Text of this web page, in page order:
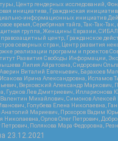
Центр гендерных
инициатива, Гражданская
информационных инициатив
время, Серебряная тайга, Так-Так-
группа, Женщины Евразии,
центр, Гражданское
северных стран, Центр развития
реализации программ и
Развития Свободы Информации,
Лилия Айратовна, Сидорович
Виталий Евгеньевич,
Ирина Александровна,
Верховский Александр
Гудков Лев Дмитриевич,
Михайлович, Симонов
Голубева Елена
Мариевич, Прохоров Вадим
Орлов Олег Петрович,
Полякова Мара Федоровна,
23.12.2021